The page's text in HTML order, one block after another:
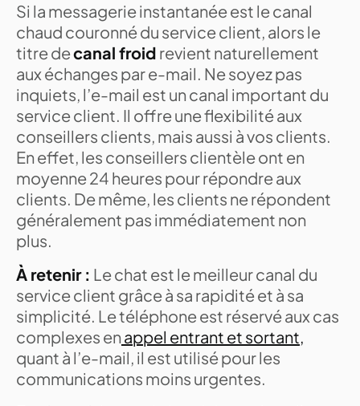
Si la messagerie instantanée est le canal
chaud couronné du service client, alors le
titre decanal froid revient naturellement
aux échanges par e-mail. Ne soyez pas
inquiets, l’e-mail est un canal important du
service client. Il offre une flexibilité aux
conseillers clients, mais aussi à vos clients.
En effet, les conseillers clientèle ont en
moyenne 24 heures pour répondre aux
clients. De même, les clients ne répondent
généralement pas immédiatement non
plus.
À retenir : Le chat est le meilleur canal du
service client grâce à sa rapidité et à sa
simplicité. Le téléphone est réservé aux cas
complexes enappel entrant et sortant,
quant à l’e-mail, il est utilisé pour les
communications moins urgentes.